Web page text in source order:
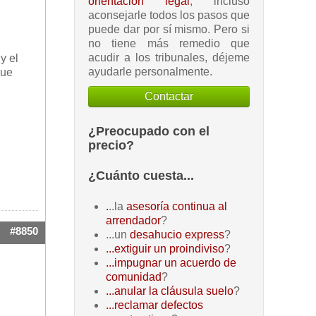
el
#8850
aconsejarle todos los pasos que
puede dar por sí mismo. Pero si
no tiene más remedio que
acudir a los tribunales, déjeme
ayudarle personalmente.
Contactar
¿Preocupado con el
precio?
¿Cuánto cuesta...
...la asesoría continua al
arrendador?
...un desahucio express?
...extiguir un proindiviso?
...impugnar un acuerdo de
comunidad?
...anular la cláusula suelo?
...reclamar defectos